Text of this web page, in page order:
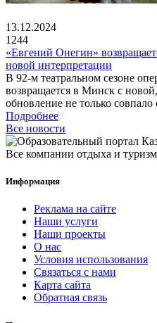
13.12.2024
1244
«Евгений Онегин»
новой интерпретации
В 92-м театральном сезоне
возвращается в Минск с
обновление не только
Подробнее
Все новости
Все компании отдыха и
Информация
Реклама на сайте
Наши услуги
Наши проекты
О нас
Условия использования
Связаться с нами
Карта сайта
Обратная связь